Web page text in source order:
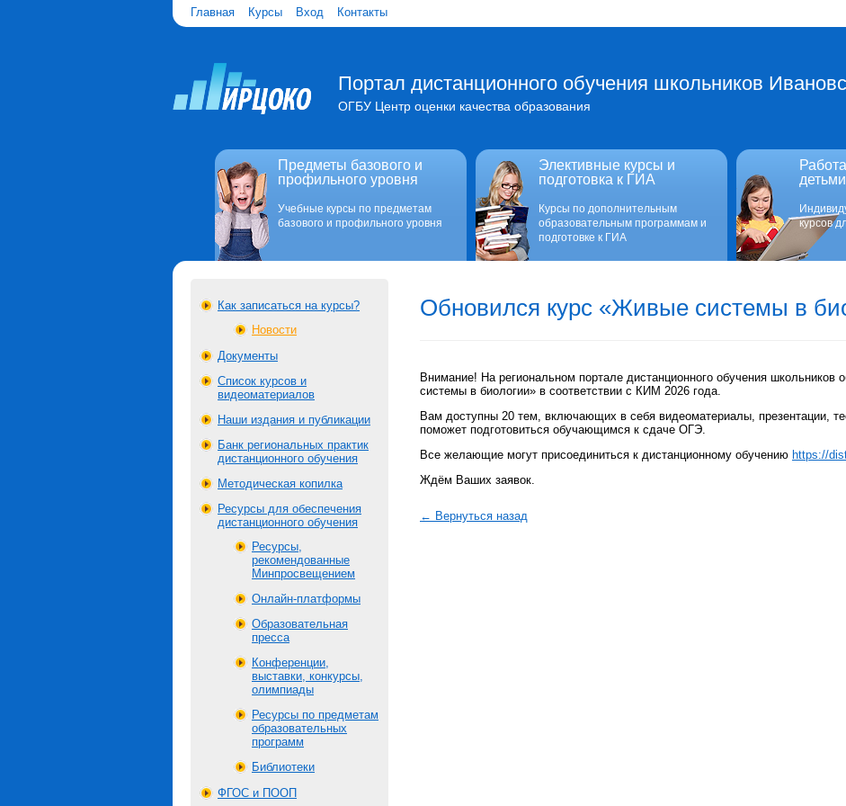
Главная Курсы Вход Контакты
Портал дистанционного обучения школьников
ОГБУ Центр оценки качества образования
Предметы базового и
профильного уровня
Учебные курсы по предметам
базового и профильного уровня
Элективные курсы и
подготовка к ГИА
Курсы по дополнительным
образовательным программам и
подготовке к ГИА
детьми
курсов
Как записаться на курсы?
Новости
Документы
Список курсов и
видеоматериалов
Наши издания и публикации
Банк региональных практик
дистанционного обучения
Методическая копилка
Ресурсы для обеспечения
дистанционного обучения
Ресурсы,
рекомендованные
Минпросвещением
Онлайн-платформы
Образовательная
пресса
Конференции,
выставки, конкурсы,
олимпиады
Ресурсы по предметам
образовательных
программ
Библиотеки
ФГОС и ПООП
Обновился курс «Живые системы в
Внимание! На региональном портале дистанционного обучения школьников
системы в биологии» в соответствии с КИМ 2026 года.
Вам доступны 20 тем, включающих в себя видеоматериалы, презентации,
поможет подготовиться обучающимся к сдаче ОГЭ.
Все желающие могут присоединиться к дистанционному обучению https://
Ждём Ваших заявок.
← Вернуться назад